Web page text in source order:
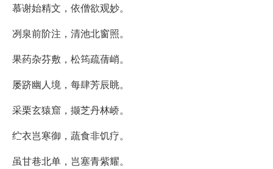
慕谢始精文，依僧欲观妙。
冽泉前阶注，清池北窗照。
果药杂芬敷，松筠疏蒨峭。
屡跻幽人境，每肆芳辰眺。
采栗玄猿窟，撷芝丹林峤。
纻衣岂寒御，蔬食非饥疗。
虽甘巷北单，岂塞青紫耀。